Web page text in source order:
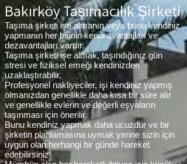
Bakırköy Taşımacılık Şirketi
Taşıma şirketi işe almanın veya bunu kendiniz
yapmanın her birinin kendi avantajları ve
dezavantajları vardır.
Taşıma şirketi işe almak, taşındığınız gün
stresi ve fiziksel emeği kendinizden
uzaklaştırabilir.
Profesyonel nakliyeciler, işi kendiniz yapmış
olmanızdan genellikle daha kısa bir süre alır
ve genellikle evlerin ve değerli eşyaların
taşınması için önerilir.
Bunu kendiniz yapmak daha ucuzdur ve bir
şirketin planlamasına uymak yerine sizin için
uygun olan herhangi bir günde hareket
edebilirsiniz.